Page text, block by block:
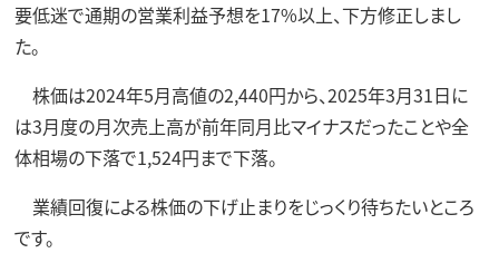
要低迷で通期の営業利益予想を17%以上、下方修正しまし
た。
株価は2024年5月高値の2,440円から、2025年3月31日に
は3月度の月次売上高が前年同月比マイナスだったことや全
体相場の下落で1,524円まで下落。
業績回復による株価の下げ止まりをじっくり待ちたいところ
です。